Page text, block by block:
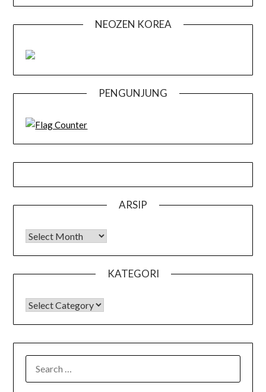
NEOZEN KOREA
PENGUNJUNG
ARSIP
Arsip
KATEGORI
KATEGORI
FOR: